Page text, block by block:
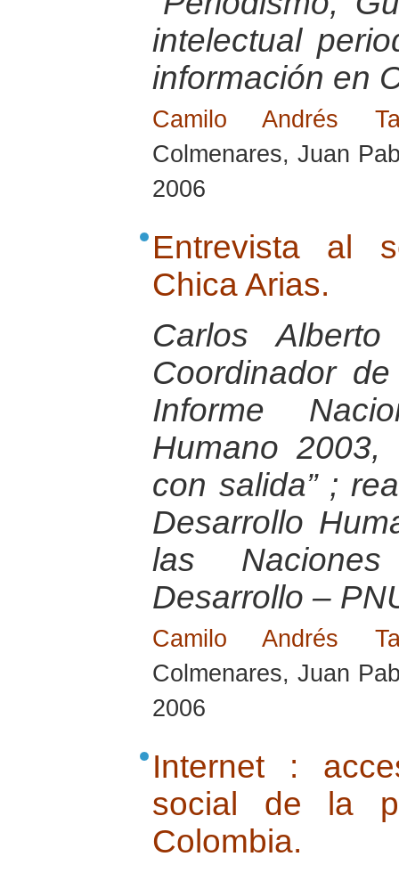
intelectual
información en
Camilo Andrés
Colmenares, Juan
2006
Entrevista al
Chica Arias.
Carlos
Coordinador
Informe
Humano 2003,
con salida” ;
Desarrollo
las
Desarrollo –
Camilo Andrés
Colmenares, Juan
2006
Internet :
social de la
Colombia.